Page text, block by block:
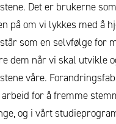
Det er brukerne
på om vi lykkes med å
som en selvfølge for
dem når vi skal utvikle
våre.
for å fremme
og i vårt